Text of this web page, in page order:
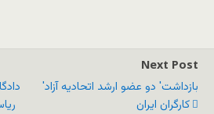
Next Post
'بازداشت' دو عضو ارشد اتحادیه آزاد
کارگران ایران